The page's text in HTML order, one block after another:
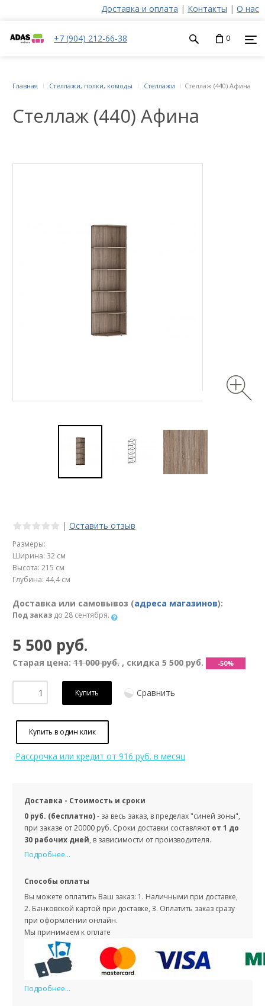
Доставка и оплата | Контакты | О нас
+7 (904) 212-66-38 0
Стеллаж (440) Афина
Главная Стеллажи, полки, комоды Стеллажи Стеллаж (440) Афина
| Оставить отзыв
Размеры:
Ширина: 32 см
Высота: 215 см
Глубина: 44,4 см
Доставка или самовывоз (адреса магазинов):
Под заказ до 28 сентября.
5 500 руб.
Старая цена: 11 000 руб. , скидка 5 500 руб. -50%
Купить Сравнить
Купить в один клик
Рассрочка или кредит от 916 руб. в месяц
Доставка - Стоимость и сроки
0 руб. (бесплатно)- за весь заказ, в пределах "синей зоны",
при заказе от 20000 руб. Сроки доставки составляют от 1 до
30 рабочих дней, в зависимости от производителя.
Подробнее...
Способы оплаты
Вы можете оплатить Ваш заказ: 1. Наличными при доставке,
2. Банковской картой при доставке, 3. Оплатить заказ сразу
при оформлении онлайн.
Мы принимаем к оплате
Подробнее...